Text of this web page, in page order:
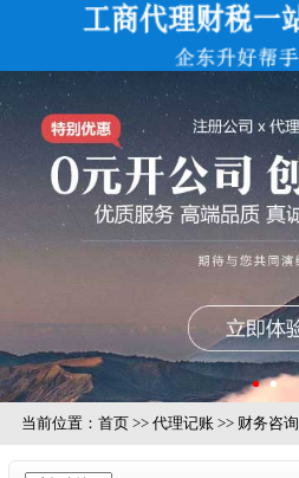
当前位置： 首页>> 代理记账>> 财务咨询